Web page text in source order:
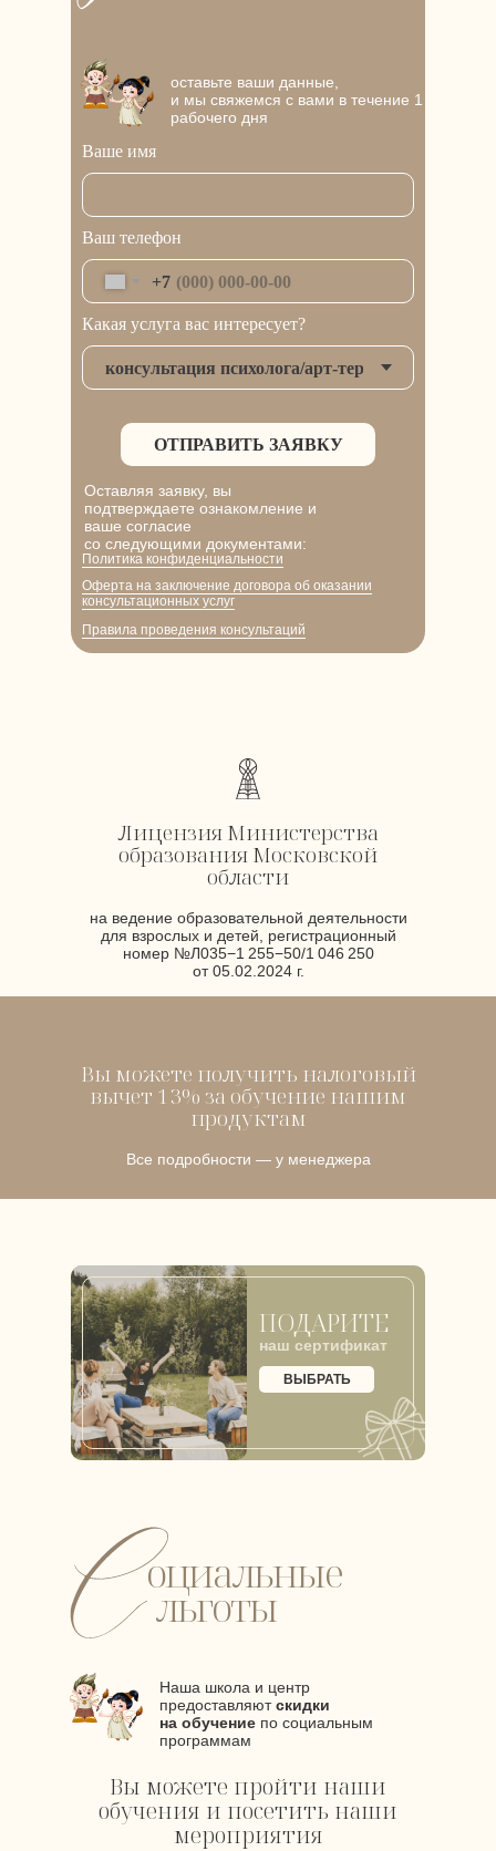
оставьте ваши данные,
и мы свяжемся с вами в течение 1
рабочего дня
Оставляя заявку, вы
подтверждаете ознакомление и
ваше согласие
со следующими документами:
Оферта на заключение договора об оказании
консультационных услуг
Ваше имя
Ваш телефон
+7
Какая услуга вас интересует?
ОТПРАВИТЬ ЗАЯВКУ
Политика конфиденциальности
Правила проведения консультаций
Лицензия Министерства
образования Московской
области
на ведение образовательной деятельности
для взрослых и детей, регистрационный
номер №Л035−1 255−50/1 046 250
от 05.02.2024 г.
Вы можете получить налоговый
вычет 13% за обучение нашим
продуктам
Все подробности — у менеджера
ПОДАРИТЕ
ВЫБРАТЬ
наш сертификат
оциальные
льготы
Наша школа и центр
предоставляютскидки
на обучение по социальным
программам
Вы можете пройти наши
обучения и посетить наши
мероприятия
Информация, представленная на
данном сайте, не должна
использоваться для самостоятельной
служить заменой личной консультации
врача и психотерапевта, психолога.
Информация, представленная
на сайте, не является публичной
Московская область, г.
Чехов, ул. Почтовая, д. 30, каб. 005
Режим работы:будни 10:00—
17:00, выходные 11:00-21:00 (мск).
Обязательна предварительная
Запросы, с которыми
ИП Попова Камила Эйнулла гызы
ИНН 272 211 958 290
ОГРНИП 321 508 100 503 158
инспекции Федеральной
налоговой службы № 23 по Московской области
Лицензия на осуществление образовательной
бессрочно Министерством образования Московской
Оферта на заключение договора об оказании
консультационных услуг
информационных услуг